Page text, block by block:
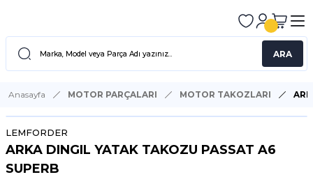
ARA
Anasayfa MOTOR PARÇALARI MOTOR TAKOZLARI
LEMFORDER
ARKA DINGIL YATAK TAKOZU PASSAT A6
SUPERB